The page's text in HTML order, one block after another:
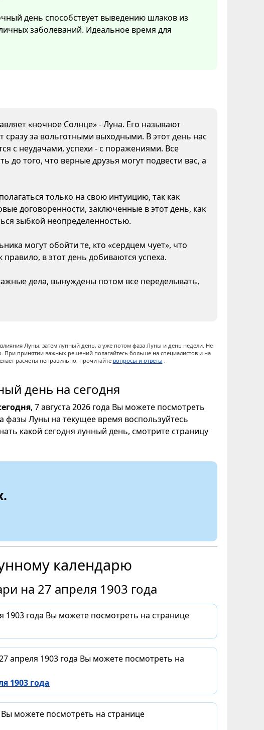
день способствует выведению шлаков из
заболеваний. Идеальное время для
«ночное Солнце» - Луна. Его называют
за вольготными выходными. В этот день нас
с неудачами, успехи - с поражениями. Все
того, что верные друзья могут подвести вас, а
только на свою интуицию, так как
договоренности, заключенные в этот день, как
зыбкой неопределенностью.
могут обойти те, кто «сердцем чует», что
в этот день добиваются успеха.
дела, вынуждены потом все переделывать,
Луны, затем лунный день, а уже потом фаза Луны и день недели. Не
При принятии важных решений полагайтесь больше на специалистов и на
расчеты неправильно, прочитайте вопросы и ответы .
день на сегодня
, 7 августа 2026 года Вы можете посмотреть
фазы Луны на текущее время воспользуйтесь
какой сегодня лунный день, смотрите страницу
календарю
на 27 апреля 1903 года
1903 года Вы можете посмотреть на странице
апреля 1903 года Вы можете посмотреть на
1903 года
можете посмотреть на странице